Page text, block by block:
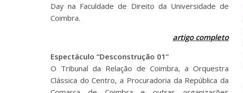
Day na Faculdade de Direito da Universidade de
Coimbra.
artigo completo
Espectáculo “Desconstrução 01”
O Tribunal da Relação de Coimbra, a Orquestra
Clássica do Centro, a Procuradoria da República da